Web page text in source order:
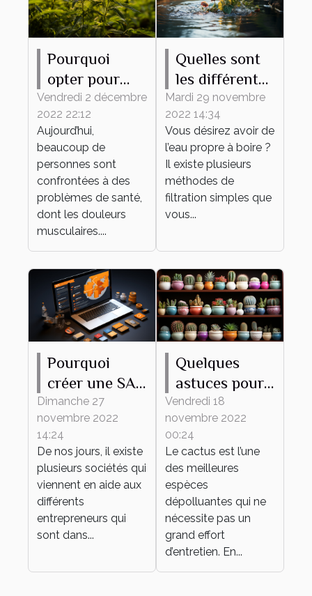
Pourquoi
opter pour
l’utilisation de
l’huile de
CBD ?
Vendredi 2 décembre
2022 22:12
Aujourd’hui,
beaucoup de
personnes sont
confrontées à des
problèmes de santé,
dont les douleurs
musculaires....
Quelles sont
les différentes
méthodes
pour avoir de
l’eau propre ?
Mardi 29 novembre
2022 14:34
Vous désirez avoir de
l’eau propre à boire ?
Il existe plusieurs
méthodes de
filtration simples que
vous...
Pourquoi
créer une SAS
en ligne ?
Dimanche 27
novembre 2022
14:24
De nos jours, il existe
plusieurs sociétés qui
viennent en aide aux
différents
entrepreneurs qui
sont dans...
Quelques
astuces pour
bien
entretenir son
mini cactus
Vendredi 18
novembre 2022
00:24
Le cactus est l’une
des meilleures
espèces
dépolluantes qui ne
nécessite pas un
grand effort
d’entretien. En...